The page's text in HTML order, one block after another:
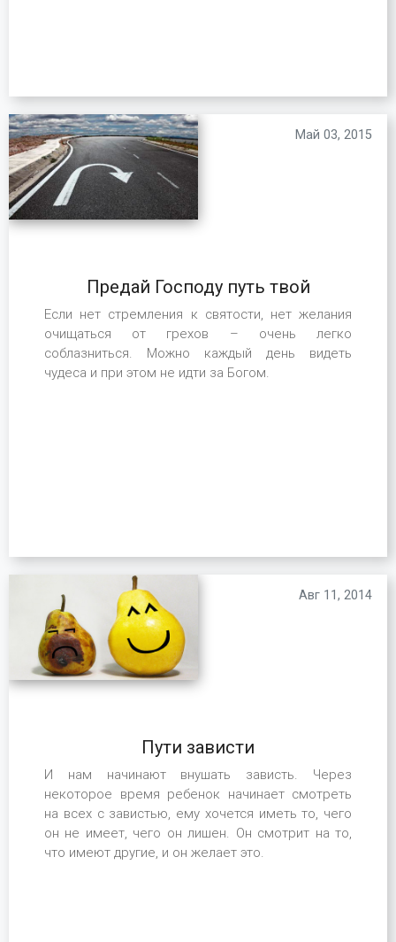
Предай Господу путь твой
Если нет стремления к святости, нет желания
очищаться от грехов – очень легко
соблазниться. Можно каждый день видеть
чудеса и при этом не идти за Богом.
Май 03, 2015
Пути зависти
И нам начинают внушать зависть. Через
некоторое время ребенок начинает смотреть
на всех с завистью, ему хочется иметь то, чего
он не имеет, чего он лишен. Он смотрит на то,
что имеют другие, и он желает это.
Авг 11, 2014